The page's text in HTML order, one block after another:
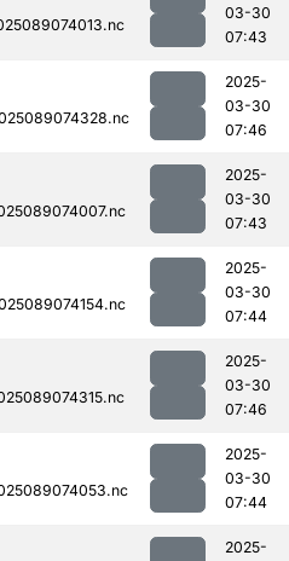
03-30
07:43
2025-
03-30
07:46
2025-
03-30
07:43
2025-
03-30
07:44
2025-
03-30
07:46
2025-
03-30
07:44
2025-